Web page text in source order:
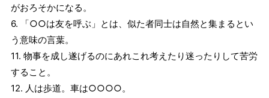
がおろそかになる。
6. 「○○は友を呼ぶ」とは、似た者同士は自然と集まるとい
う意味の言葉。
11. 物事を成し遂げるのにあれこれ考えたり迷ったりして苦労
すること。
12. 人は歩道。車は○○○○。